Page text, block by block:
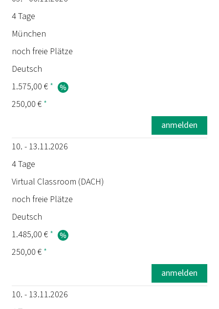
4 Tage
München
noch freie Plätze
Deutsch
1.575,00 € *
250,00 € *
anmelden
10. - 13.11.2026
4 Tage
Virtual Classroom (DACH)
noch freie Plätze
Deutsch
1.485,00 € *
250,00 € *
anmelden
10. - 13.11.2026